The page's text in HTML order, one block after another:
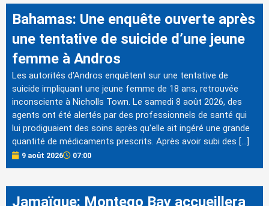
Bahamas: Une enquête ouverte après
une tentative de suicide d’une jeune
femme à Andros
Les autorités d'Andros enquêtent sur une tentative de
suicide impliquant une jeune femme de 18 ans, retrouvée
inconsciente à Nicholls Town. Le samedi 8 août 2026, des
agents ont été alertés par des professionnels de santé qui
lui prodiguaient des soins après qu'elle ait ingéré une grande
quantité de médicaments prescrits. Après avoir subi des […]
9 août 2026 07:00
Jamaïque: Montego Bay accueillera